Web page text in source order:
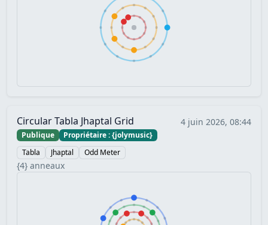
Circular Tabla Jhaptal Grid
Publique
Propriétaire : {jolymusic}
Tabla
Jhaptal Odd Meter
4 juin 2026, 08:44
{4} anneaux